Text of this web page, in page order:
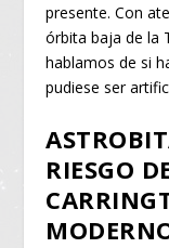
presente. Con
órbita baja de la
hablamos de si
pudiese ser
RIESGO